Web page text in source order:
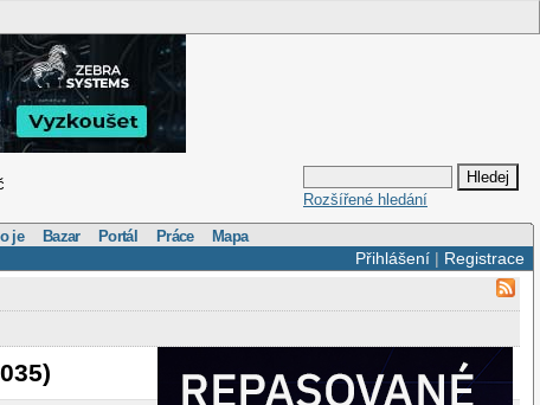
Rozšířené hledání
je Bazar Portál Práce Mapa
Přihlášení| Registrace